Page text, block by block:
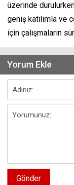
üzerinde
geniş katılımla
için çalışmaların
Yorum Ekle
Gönder